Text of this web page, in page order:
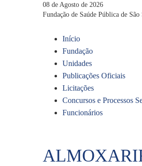
08 de Agosto de 2026
Fundação de Saúde Pública de São
Início
Fundação
Unidades
Publicações Oficiais
Licitações
Concursos e Processos
Funcionários